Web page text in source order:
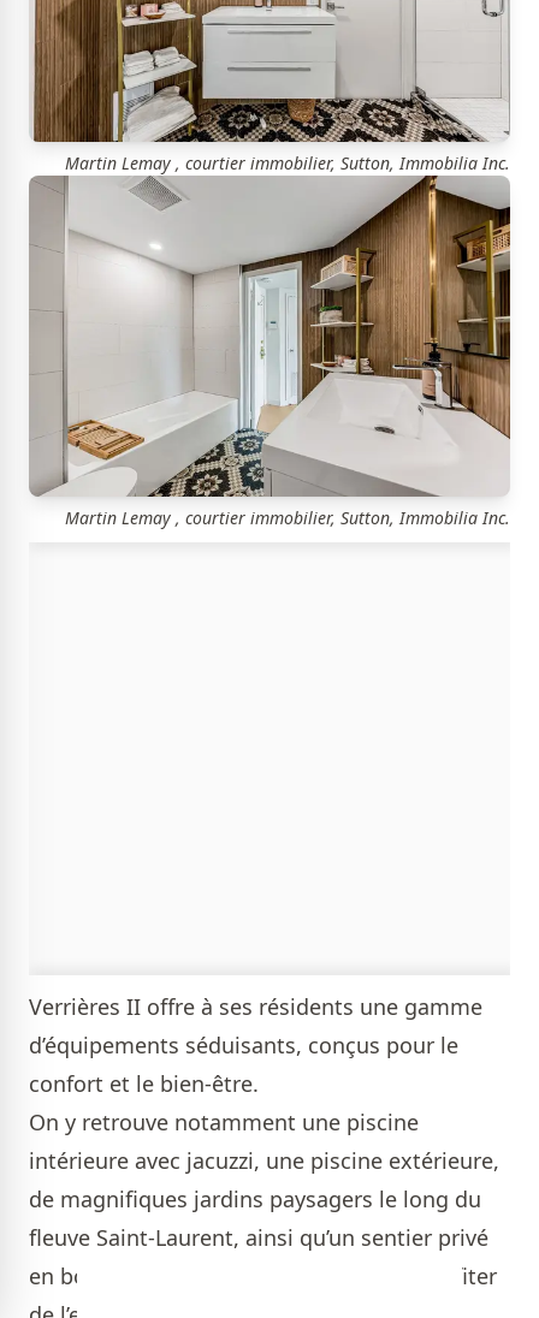
Martin Lemay , courtier immobilier, Sutton, Immobilia Inc.
Martin Lemay , courtier immobilier, Sutton, Immobilia Inc.
Verrières II offre à ses résidents une gamme
d’équipements séduisants, conçus pour le
confort et le bien-être.
On y retrouve notamment une piscine
intérieure avec jacuzzi, une piscine extérieure,
de magnifiques jardins paysagers le long du
fleuve Saint-Laurent, ainsi qu’un sentier privé
en bord de rivière et une gazebo pour profiter